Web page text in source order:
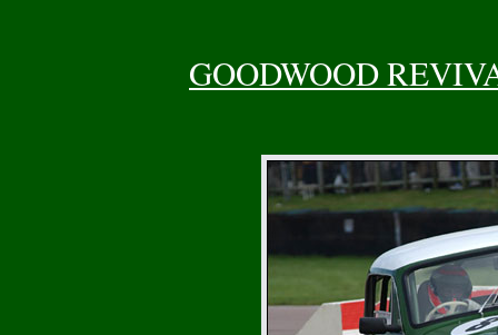
GOODWOOD